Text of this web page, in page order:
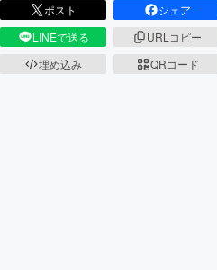
ポスト
シェア
LINEで送る
URLコピー
埋め込み
QRコード